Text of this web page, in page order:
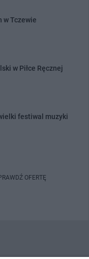
w Tczewie
w Piłce Ręcznej
festiwal muzyki
OFERTĘ